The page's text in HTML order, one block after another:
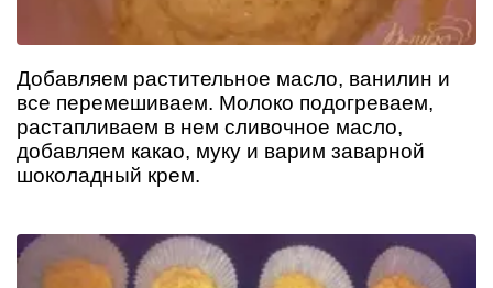
Добавляем растительное масло, ванилин и
все перемешиваем. Молоко подогреваем,
растапливаем в нем сливочное масло,
добавляем какао, муку и варим заварной
шоколадный крем.